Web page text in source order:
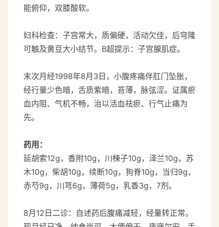
能俯仰，双膝酸软。
妇科检查：子宫常大，质偏硬，活动欠佳，后穹隆
可触及黄豆大小结节。B超提示：子宫腺肌症。
末次月经1998年8月3日，小腹疼痛伴肛门坠胀，
经行量少色暗，舌质紫暗，苔薄，脉弦涩。证属瘀
血内阻、气机不畅，治以活血祛瘀、行气止痛为
先。
药用：
延胡索12g，香附10g，川楝子10g，泽兰10g，苏
木10g，柴胡10g，续断10g，狗脊10g，当归9g，
赤芍9g，川芎6g，薄荷5g，乳香3g，7剂。
8月12日二诊：自述药后腹痛减轻，经量转正常。